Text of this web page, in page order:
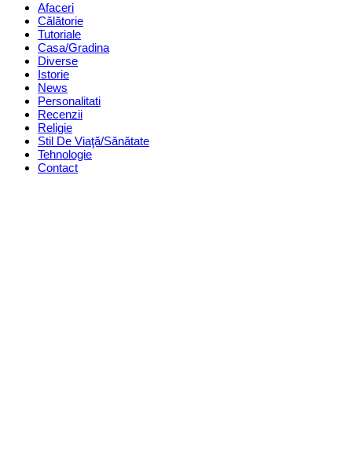
Afaceri
Călătorie
Tutoriale
Casa/Gradina
Diverse
Istorie
News
Personalitati
Recenzii
Religie
Stil De Viaţă/Sănătate
Tehnologie
Contact